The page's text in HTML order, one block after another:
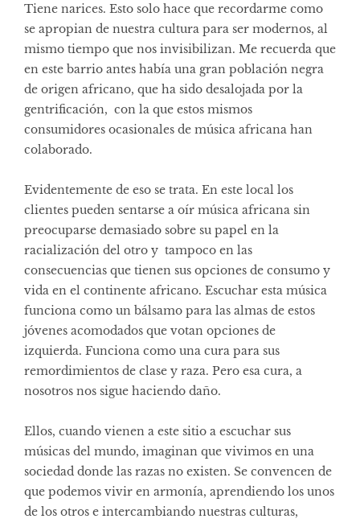
Tiene narices. Esto solo hace que recordarme como
se apropian de nuestra cultura para ser modernos, al
mismo tiempo que nos invisibilizan. Me recuerda que
en este barrio antes había una gran población negra
de origen africano, que ha sido desalojada por la
gentrificación, con la que estos mismos
consumidores ocasionales de música africana han
colaborado.
Evidentemente de eso se trata. En este local los
clientes pueden sentarse a oír música africana sin
preocuparse demasiado sobre su papel en la
racialización del otro y tampoco en las
consecuencias que tienen sus opciones de consumo y
vida en el continente africano. Escuchar esta música
funciona como un bálsamo para las almas de estos
jóvenes acomodados que votan opciones de
izquierda. Funciona como una cura para sus
remordimientos de clase y raza. Pero esa cura, a
nosotros nos sigue haciendo daño.
Ellos, cuando vienen a este sitio a escuchar sus
músicas del mundo, imaginan que vivimos en una
sociedad donde las razas no existen. Se convencen de
que podemos vivir en armonía, aprendiendo los unos
de los otros e intercambiando nuestras culturas,